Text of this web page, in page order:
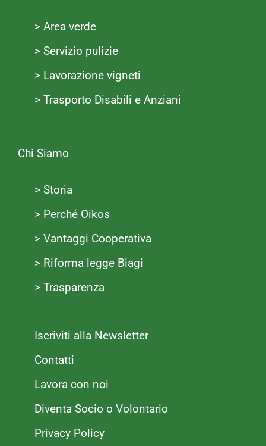
> Area verde
> Servizio pulizie
> Lavorazione vigneti
> Trasporto Disabili e Anziani
Chi Siamo
> Storia
> Perché Oikos
> Vantaggi Cooperativa
> Riforma legge Biagi
> Trasparenza
Iscriviti alla Newsletter
Contatti
Lavora con noi
Diventa Socio o Volontario
Privacy Policy